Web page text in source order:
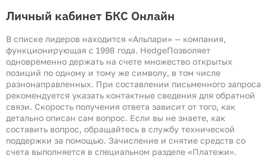
Личный кабинет БКС Онлайн
В списке лидеров находится «Альпари» — компания,
функционирующая с 1998 года. HedgeПозволяет
одновременно держать на счете множество открытых
позиций по одному и тому же символу, в том числе
разнонаправленных. При составлении письменного запроса
рекомендуется указать контактные сведения для обратной
связи. Скорость получения ответа зависит от того, как
детально описан сам вопрос. Если вы не знаете, как
составить вопрос, обращайтесь в службу технической
поддержки за помощью. Зачисление и снятие средств со
счета выполняется в специальном разделе «Платежи».